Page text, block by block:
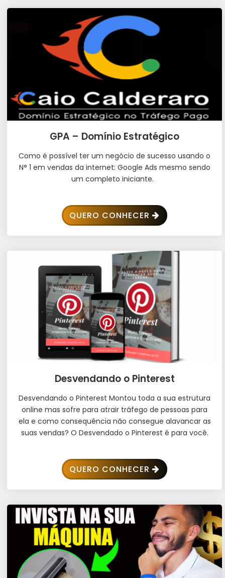
GPA – Domínio Estratégico
Como é possível ter um negócio de sucesso usando o
N° 1 em vendas da internet: Google Ads mesmo sendo
um completo iniciante.
QUERO CONHECER
Desvendando o Pinterest
Desvendando o Pinterest Montou toda a sua estrutura
online mas sofre para atrair tráfego de pessoas para
ela e como consequência não consegue alavancar as
suas vendas? O Desvendado o Pinterest é para você.
QUERO CONHECER